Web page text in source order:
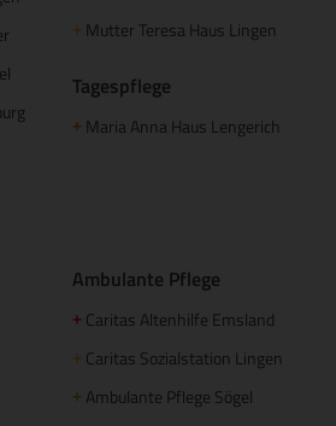
+ Mutter Teresa Haus Lingen
Tagespflege
+ Maria Anna Haus Lengerich
Ambulante Pflege
+ Caritas Altenhilfe Emsland
+ Caritas Sozialstation Lingen
+ Ambulante Pflege Sögel